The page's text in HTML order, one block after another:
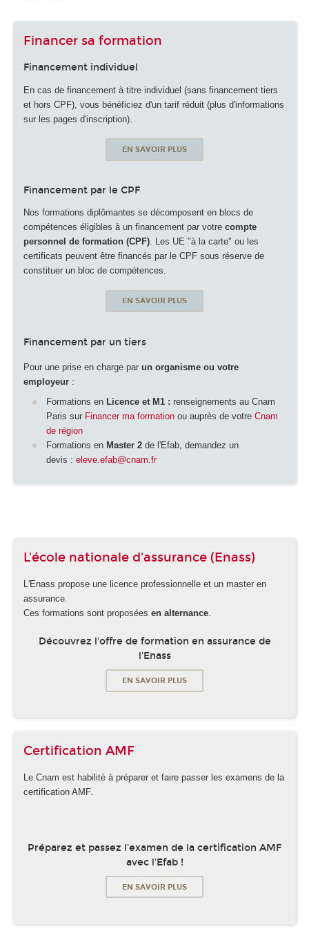
Financer sa formation
Financement individuel
En cas de financement à titre individuel (sans financement tiers
et hors CPF), vous bénéficiez d'un tarif réduit (plus d'informations
sur les pages d'inscription).
EN SAVOIR PLUS
Financement par le CPF
Nos formations diplômantes se décomposent en blocs de
compétences éligibles à un financement par votre compte
personnel de formation (CPF). Les UE "à la carte" ou les
certificats peuvent être financés par le CPF sous réserve de
constituer un bloc de compétences.
EN SAVOIR PLUS
Financement par un tiers
Pour une prise en charge par un organisme ou votre
employeur :
Formations en Licence et M1 : renseignements au Cnam
Paris sur Financer ma formationou auprès de votre Cnam
de région
Formations en Master 2de l'Efab, demandez un
devis : eleve.efab@cnam.fr
L'école nationale d'assurance (Enass)
L'Enass propose une licence professionnelle et un master en
assurance.
Ces formations sont proposées en alternance.
Découvrez l'offre de formation en assurance de
l'Enass
EN SAVOIR PLUS
Certification AMF
Le Cnam est habilité à préparer et faire passer les examens de la
certification AMF.
Préparez et passez l'examen de la certification AMF
avec l'Efab !
EN SAVOIR PLUS